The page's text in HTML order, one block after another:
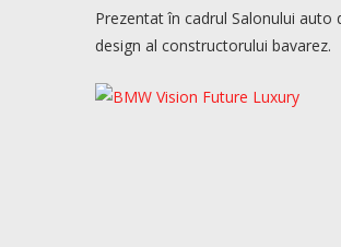
Prezentat în cadrul Salonului
design al constructorului bavarez.